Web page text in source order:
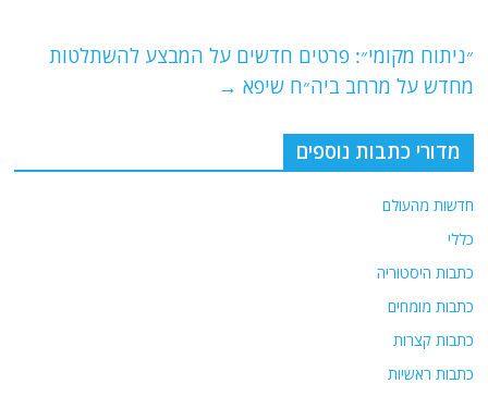
k
״ניתוח מקומי״: פרטים חדשים על המבצע להשתלטות
מחדש על מרחב ביה״ח שיפא →
מדורי כתבות נוספים
חדשות מהעולם
כללי
כתבות היסטוריה
כתבות מומחים
כתבות קצרות
כתבות ראשיות